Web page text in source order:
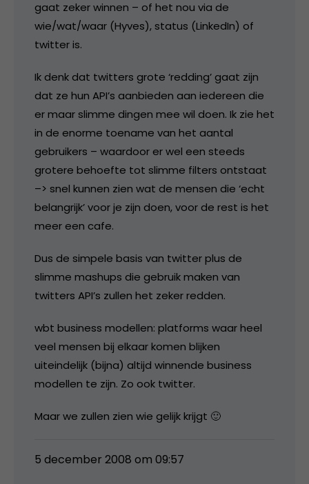
gaat zeker winnen – of het nou via de
wie/wat/waar (Hyves), status (LinkedIn) of
twitter is.
Ik denk dat twitters grote ‘redding’ gaat zijn
dat ze hun API’s aanbieden aan iedereen die
er maar slimme dingen mee wil doen. Ik zie het
in de enorme toename van het aantal
gebruikers – waardoor er wel een steeds
grotere behoefte tot slimme filters ontstaat
–> snel kunnen zien wat de mensen die ‘echt
belangrijk’ voor je zijn doen, voor de rest is het
meer een cafe.
Dus de simpele basis van twitter plus de
slimme mashups die gebruik maken van
twitters API’s zullen het zeker redden.
wbt business modellen: platforms waar heel
veel mensen bij elkaar komen blijken
uiteindelijk (bijna) altijd winnende business
modellen te zijn. Zo ook twitter.
Maar we zullen zien wie gelijk krijgt 🙂
5 december 2008 om 09:57